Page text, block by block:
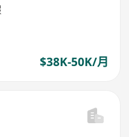
$38K-50K/月